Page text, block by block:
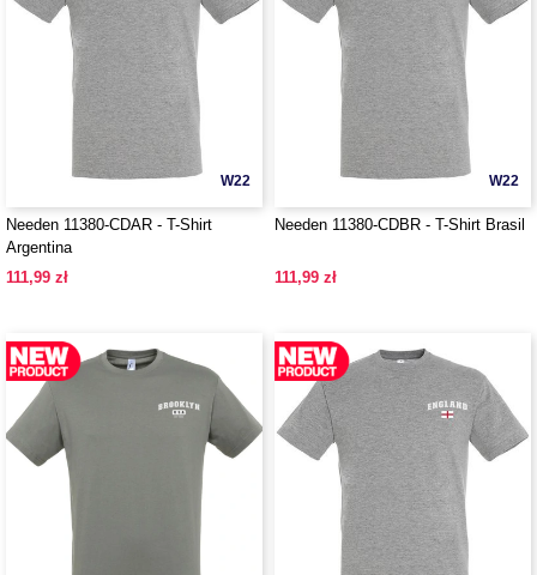
W22
Needen 11380-CDAR - T-Shirt
Argentina
111,99 zł
W22
Needen 11380-CDBR - T-Shirt Brasil
111,99 zł